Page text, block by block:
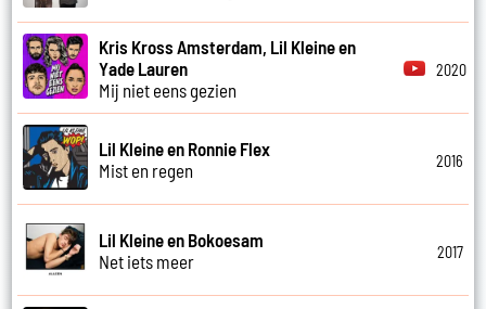
Kris Kross Amsterdam, Lil Kleine en
Yade Lauren
Mij niet eens gezien
2020
Lil Kleine en Ronnie Flex
Mist en regen
2016
Lil Kleine en Bokoesam
Net iets meer
2017